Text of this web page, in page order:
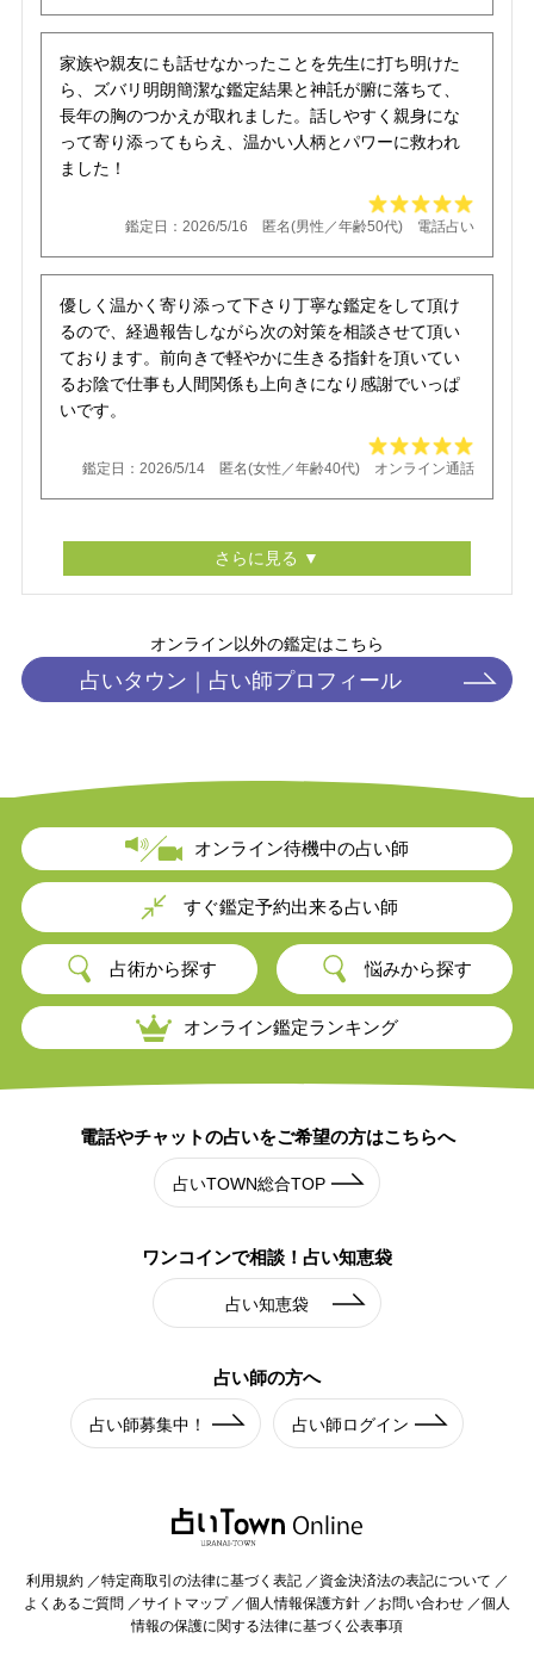
家族や親友にも話せなかったことを先生に打ち明けた
ら、ズバリ明朗簡潔な鑑定結果と神託が腑に落ちて、
長年の胸のつかえが取れました。話しやすく親身にな
って寄り添ってもらえ、温かい人柄とパワーに救われ
ました！
鑑定日：2026/5/16 匿名(男性／年齢50代) 電話占い
優しく温かく寄り添って下さり丁寧な鑑定をして頂け
るので、経過報告しながら次の対策を相談させて頂い
ております。前向きで軽やかに生きる指針を頂いてい
るお陰で仕事も人間関係も上向きになり感謝でいっぱ
いです。
鑑定日：2026/5/14 匿名(女性／年齢40代) オンライン通話
さらに見る ▼
オンライン以外の鑑定はこちら
占いタウン｜ 占い師プロフィール
オンライン待機中の占い師
すぐ鑑定予約出来る占い師
占術から探す 悩みから探す
オンライン鑑定ランキング
電話やチャットの占いをご希望の方はこちらへ
占いTOWN総合TOP
ワンコインで相談！ 占い知恵袋
占い知恵袋
占い師の方へ
占い師募集中！ 占い師ログイン
利用規約 特定商取引の法律に基づく表記
資金決済法の表記について
よくあるご質問
サイトマップ 個人情報保護方針 お問い合わせ
個人
情報の保護に関する法律に基づく公表事項